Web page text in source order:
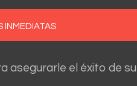
INMEDIATAS
asegurarle el éxito de